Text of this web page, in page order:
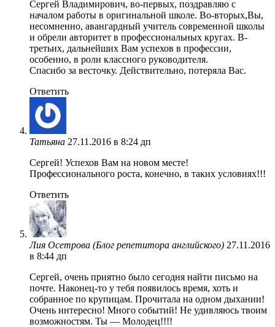
Сергей Владимирович, во-первых, поздравляю с
началом работы в оригинальной школе. Во-вторых,Вы,
несомненно, авангардный учитель современной школы
и обрели авторитет в профессиональных кругах. В-
третьих, дальнейших Вам успехов в профессии,
особенно, в роли классного руководителя.
Спасибо за весточку. Действительно, потеряла Вас.
Ответить
Татьяна 27.11.2016 в 8:24 дп
Сергей! Успехов Вам на новом месте!
Профессионального роста, конечно, в таких условиях!!!
Ответить
Лия Осетрова (Блог репетитора английского) 27.11.2016
в 8:44 дп
Сергей, очень приятно было сегодня найти письмо на
почте. Наконец-то у тебя появилось время, хоть и
собранное по крупицам. Прочитала на одном дыхании!
Очень интересно! Много событий! Не удивляюсь твоим
возможностям. Ты — Молодец!!!!